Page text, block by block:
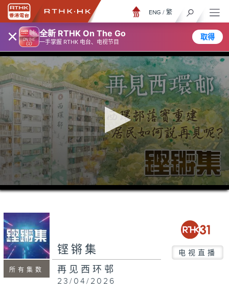
× 全新 RTHK On The Go
一手掌握 RTHK 电台、电视节目
取得
ENG / 繁
0
seconds
seconds
所有集数
铿锵集 电视直播
再见西环邨
23/04/2026